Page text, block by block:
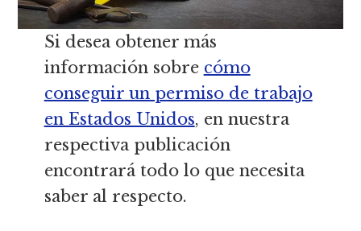
Si desea obtener más
información sobre cómo
conseguir un permiso de trabajo
en Estados Unidos, en nuestra
respectiva publicación
encontrará todo lo que necesita
saber al respecto.